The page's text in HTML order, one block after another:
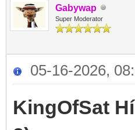
Gabywap
Super Moderator
05-16-2026,
KingOfSat